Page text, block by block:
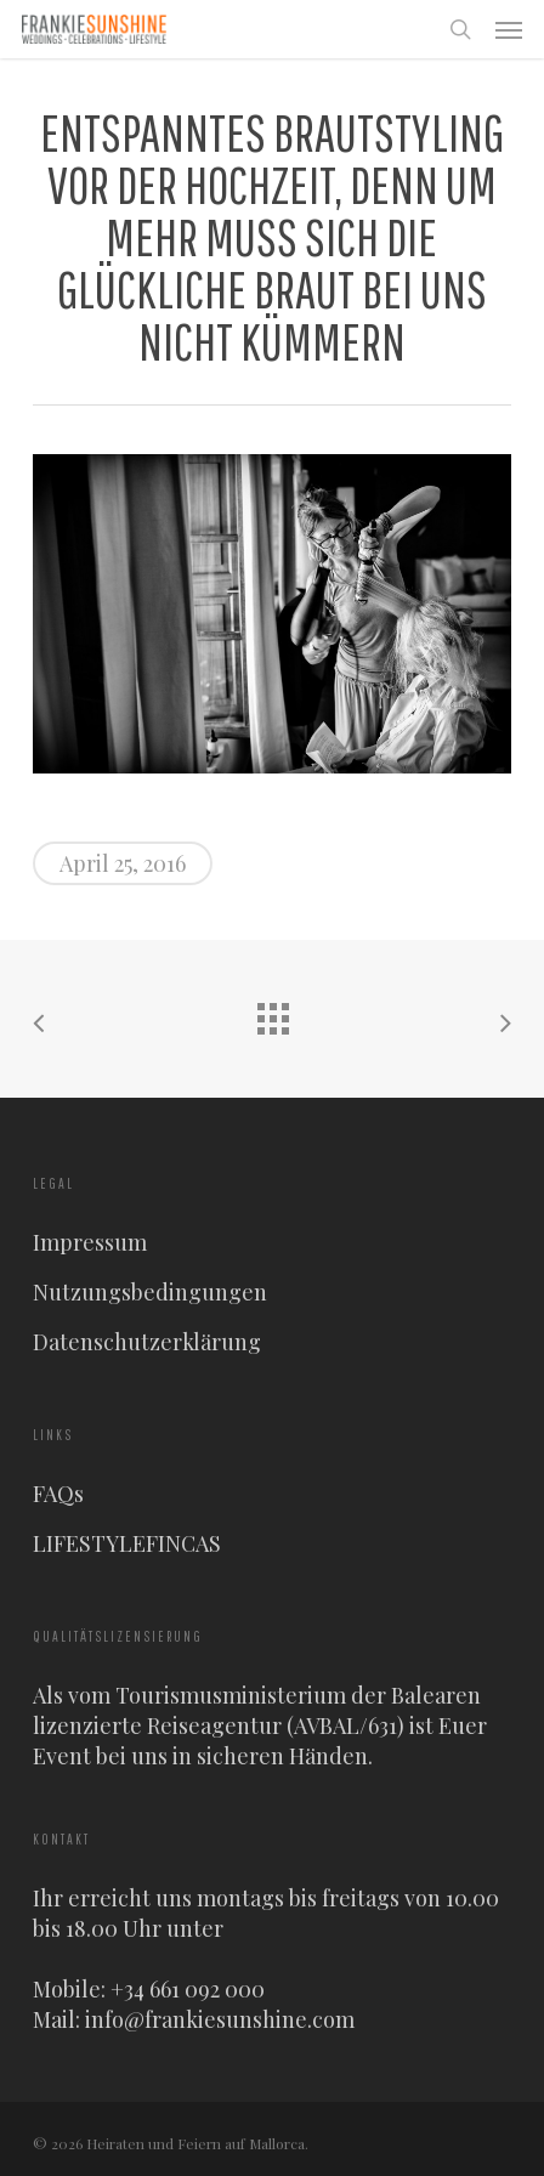
Skip
ENTSPANNTES BRAUTSTYLING
VOR DER HOCHZEIT, DENN UM
MEHR MUSS SICH DIE
GLÜCKLICHE BRAUT BEI UNS
NICHT KÜMMERN
April 25, 2016
LEGAL
Impressum
Nutzungsbedingungen
Datenschutzerklärung
LINKS
FAQs
LIFESTYLEFINCAS
QUALITÄTSLIZENSIERUNG
Als vom Tourismusministerium der Balearen
lizenzierte Reiseagentur (AVBAL/631) ist Euer
Event bei uns in sicheren Händen.
KONTAKT
Ihr erreicht uns montags bis freitags von 10.00
bis 18.00 Uhr unter
Mobile: +34 661 092 000
Mail: info@frankiesunshine.com
© 2026 Heiraten und Feiern auf Mallorca.